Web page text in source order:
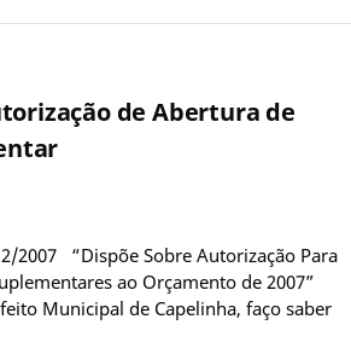
de Abertura de
2007 “Dispõe Sobre Autorização Para
ao Orçamento de 2007”
Municipal de Capelinha, faço saber